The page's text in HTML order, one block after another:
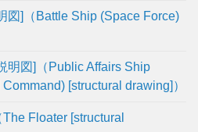
図]（Battle Ship (Space Force)
明図]（Public Affairs Ship
[structural drawing]）
Floater [structural